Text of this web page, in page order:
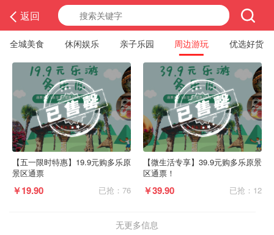
返回
全城美食 休闲娱乐 亲子乐园 周边游玩 优选好货
【五一限时特惠】19.9元购多乐原
景区通票
￥19.90 已抢：76
【微生活专享】39.9元购多乐原景
区通票！
￥39.90 已抢：12
无更多信息